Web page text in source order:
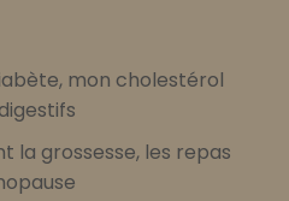
mon cholestérol
la grossesse, les repas